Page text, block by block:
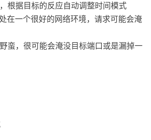
根据目标的反应自动调整时间模式
在一个很好的网络环境，请求可能会淹
蛮，很可能会淹没目标端口或是漏掉一